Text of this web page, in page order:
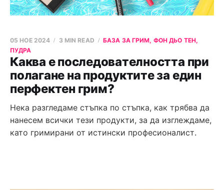
Каква е последователността при
полагане на продуктите за един
перфектен грим?
05 НОЕ 2024 3 MIN READ
БАЗА ЗА ГРИМ, ФОН ДЬО ТЕН,
ПУДРА
Нека разгледаме стъпка по стъпка, как трябва да
нанесем всички тези продукти, за да изглеждаме,
като гримирани от истински професионалист.